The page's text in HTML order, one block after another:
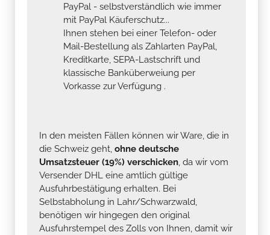
PayPal - selbstverständlich wie immer
mit PayPal Käuferschutz...
Ihnen stehen bei einer Telefon- oder
Mail-Bestellung als Zahlarten PayPal,
Kreditkarte, SEPA-Lastschrift und
klassische Banküberweiung per
Vorkasse zur Verfügung .
In den meisten Fällen können wir Ware, die in
die Schweiz geht, ohne deutsche
Umsatzsteuer (19%) verschicken, da wir vom
Versender DHL eine amtlich gültige
Ausfuhrbestätigung erhalten. Bei
Selbstabholung in Lahr/Schwarzwald,
benötigen wir hingegen den original
Ausfuhrstempel des Zolls von Ihnen, damit wir